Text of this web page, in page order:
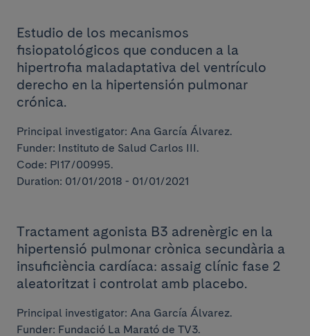
Estudio de los mecanismos
fisiopatológicos que conducen a la
hipertrofia maladaptativa del ventrículo
derecho en la hipertensión pulmonar
crónica.
Principal investigator: Ana García Álvarez.
Funder: Instituto de Salud Carlos III.
Code: PI17/00995.
Duration: 01/01/2018 - 01/01/2021
Tractament agonista B3 adrenèrgic en la
hipertensió pulmonar crònica secundària a
insuficiència cardíaca: assaig clínic fase 2
aleatoritzat i controlat amb placebo.
Principal investigator: Ana García Álvarez.
Funder: Fundació La Marató de TV3.